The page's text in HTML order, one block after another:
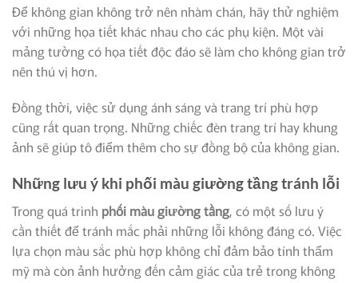
Để không gian không trở nên nhàm chán, hãy thử nghiệm
với những họa tiết khác nhau cho các phụ kiện. Một vài
mảng tường có họa tiết độc đáo sẽ làm cho không gian trở
nên thú vị hơn.
Đồng thời, việc sử dụng ánh sáng và trang trí phù hợp
cũng rất quan trọng. Những chiếc đèn trang trí hay khung
ảnh sẽ giúp tô điểm thêm cho sự đồng bộ của không gian.
Những lưu ý khi phối màu giường tầng tránh lỗi
Trong quá trình phối màu giường tầng, có một số lưu ý
cần thiết để tránh mắc phải những lỗi không đáng có. Việc
lựa chọn màu sắc phù hợp không chỉ đảm bảo tính thẩm
mỹ mà còn ảnh hưởng đến cảm giác của trẻ trong không